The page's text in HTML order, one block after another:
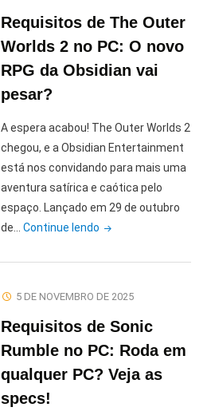
Kollection
no
PC"
Requisitos de The Outer
Worlds 2 no PC: O novo
RPG da Obsidian vai
pesar?
A espera acabou! The Outer Worlds 2
chegou, e a Obsidian Entertainment
está nos convidando para mais uma
aventura satírica e caótica pelo
espaço. Lançado em 29 de outubro
de…Continue lendo "Requisitos
The
2
no
PC:
5 DE NOVEMBRO DE 2025
Requisitos de Sonic
Rumble no PC: Roda em
qualquer PC? Veja as
specs!